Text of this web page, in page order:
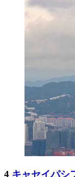
4 キャセイパシ